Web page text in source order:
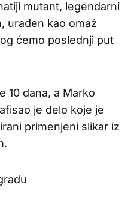
mutant, legendarni
urađen kao omaž
ćemo poslednji put
10 dana, a Marko
je delo koje je
primenjeni slikar iz